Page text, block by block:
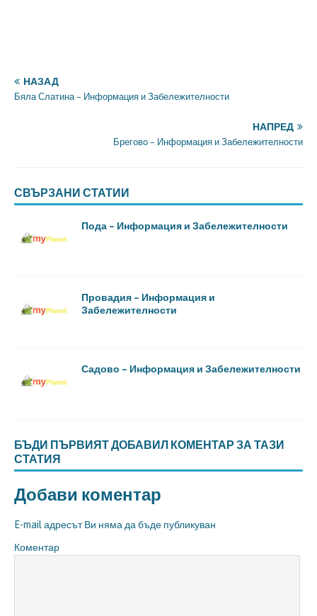
НАЗАД
Бяла Слатина – Информация и Забележителности
НАПРЕД
Брегово – Информация и Забележителности
СВЪРЗАНИ СТАТИИ
Пода – Информация и Забележителности
Провадия – Информация и
Забележителности
Садово – Информация и Забележителности
БЪДИ ПЪРВИЯТ ДОБАВИЛ КОМЕНТАР ЗА ТАЗИ
СТАТИЯ
Добави коментар
E-mail адресът Ви няма да бъде публикуван
Коментар